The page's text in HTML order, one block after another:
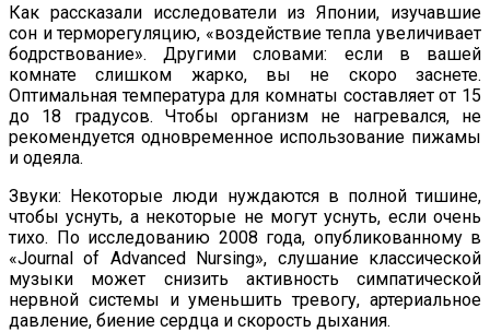
Как рассказали исследователи из Японии, изучавшие
сон и терморегуляцию, «воздействие тепла увеличивает
бодрствование». Другими словами: если в вашей
комнате слишком жарко, вы не скоро заснете.
Оптимальная температура для комнаты составляет от 15
до 18 градусов. Чтобы организм не нагревался, не
рекомендуется одновременное использование пижамы
и одеяла.
Звуки: Некоторые люди нуждаются в полной тишине,
чтобы уснуть, а некоторые не могут уснуть, если очень
тихо. По исследованию 2008 года, опубликованному в
«Journal of Advanced Nursing», слушание классической
музыки может снизить активность симпатической
нервной системы и уменьшить тревогу, артериальное
давление, биение сердца и скорость дыхания.